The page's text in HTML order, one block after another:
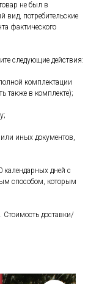
не был в
потребительские
фактического
следующие действия:
комплектации
также в комплекте);
иных документов,
календарных дней с
способом, которым
Стоимость доставки/